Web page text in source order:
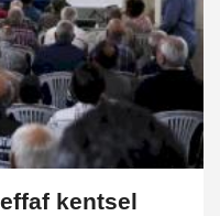
kentsel